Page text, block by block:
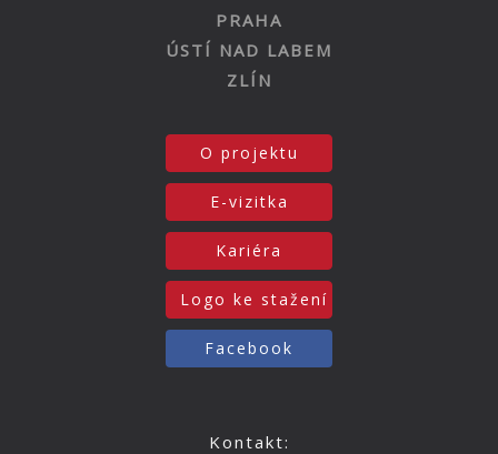
PRAHA
ÚSTÍ NAD LABEM
ZLÍN
O projektu
E-vizitka
Kariéra
Logo ke stažení
Facebook
Kontakt: